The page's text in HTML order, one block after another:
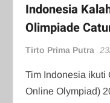
Indonesia
Olimpiade
Tirto Prima Putra
Tim Indonesia ikuti
Online Olympiad)